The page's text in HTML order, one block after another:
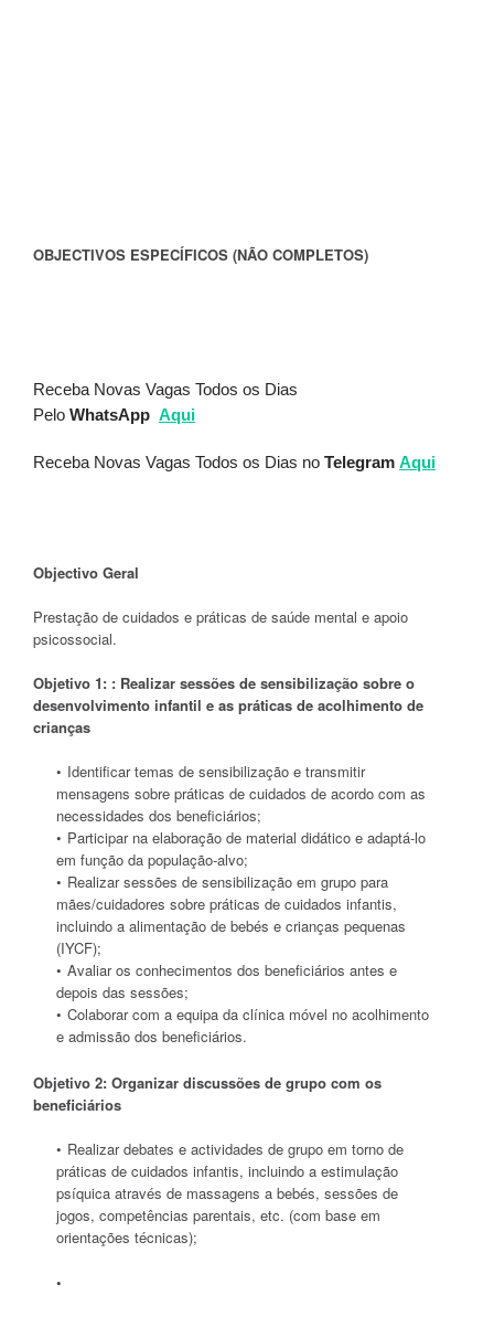
OBJECTIVOS ESPECÍFICOS (NÃO COMPLETOS)
Receba Novas Vagas Todos os Dias
Pelo WhatsApp Aqui
Receba Novas Vagas Todos os Dias no Telegram Aqui
Objectivo Geral
Prestação de cuidados e práticas de saúde mental e apoio
psicossocial.
Objetivo 1: : Realizar sessões de sensibilização sobre o
desenvolvimento infantil e as práticas de acolhimento de
crianças
Identificar temas de sensibilização e transmitir
mensagens sobre práticas de cuidados de acordo com as
necessidades dos beneficiários;
Participar na elaboração de material didático e adaptá-lo
em função da população-alvo;
Realizar sessões de sensibilização em grupo para
mães/cuidadores sobre práticas de cuidados infantis,
incluindo a alimentação de bebés e crianças pequenas
(IYCF);
Avaliar os conhecimentos dos beneficiários antes e
depois das sessões;
Colaborar com a equipa da clínica móvel no acolhimento
e admissão dos beneficiários.
Objetivo 2: Organizar discussões de grupo com os
beneficiários
Realizar debates e actividades de grupo em torno de
práticas de cuidados infantis, incluindo a estimulação
psíquica através de massagens a bebés, sessões de
jogos, competências parentais, etc. (com base em
orientações técnicas);